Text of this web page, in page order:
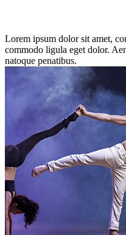
Lorem ipsum dolor sit amet,
commodo ligula eget dolor.
natoque penatibus.